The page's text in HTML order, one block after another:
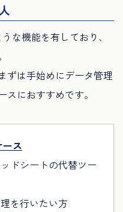
な機能を有しており、
ずは手始めにデータ管理
スにおすすめです。
ス
ドシートの代替ツー
を行いたい方